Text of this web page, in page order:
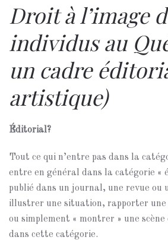
Droit à l’image
individus au
un cadre
artistique)
Éditorial?
Tout ce qui n’entre pas dans la
entre en général dans la catégorie «
publié dans un journal, une revue ou
illustrer une situation, rapporter une
ou simplement « montrer » une scène
dans cette catégorie.